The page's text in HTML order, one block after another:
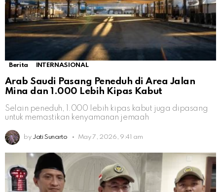
Berita INTERNASIONAL
Arab Saudi Pasang Peneduh di Area Jalan
Mina dan 1.000 Lebih Kipas Kabut
Selain peneduh, 1.000 lebih kipas kabut juga dipasang
untuk memastikan kenyamanan jemaah
by Jati Sunarto May 7, 2026, 9:41 am